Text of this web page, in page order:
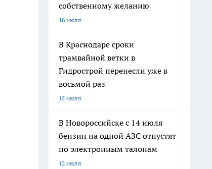
собственному желанию
16 июля
В Краснодаре сроки
трамвайной ветки в
Гидрострой перенесли уже в
восьмой раз
15 июля
В Новороссийске с 14 июля
бензин на одной АЗС отпустят
по электронным талонам
12 июля